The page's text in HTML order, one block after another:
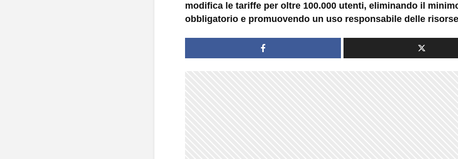
modifica le tariffe per oltre 100.000 utenti, eliminando il
obbligatorio e promuovendo un uso responsabile delle